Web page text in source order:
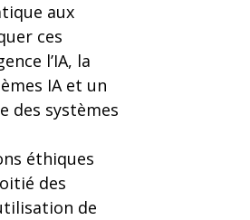
aux
ces
l’IA, la
IA et un
des systèmes
éthiques
des
de